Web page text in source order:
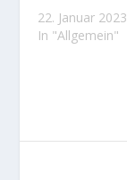
22. Januar 2023
In "Allgemein"